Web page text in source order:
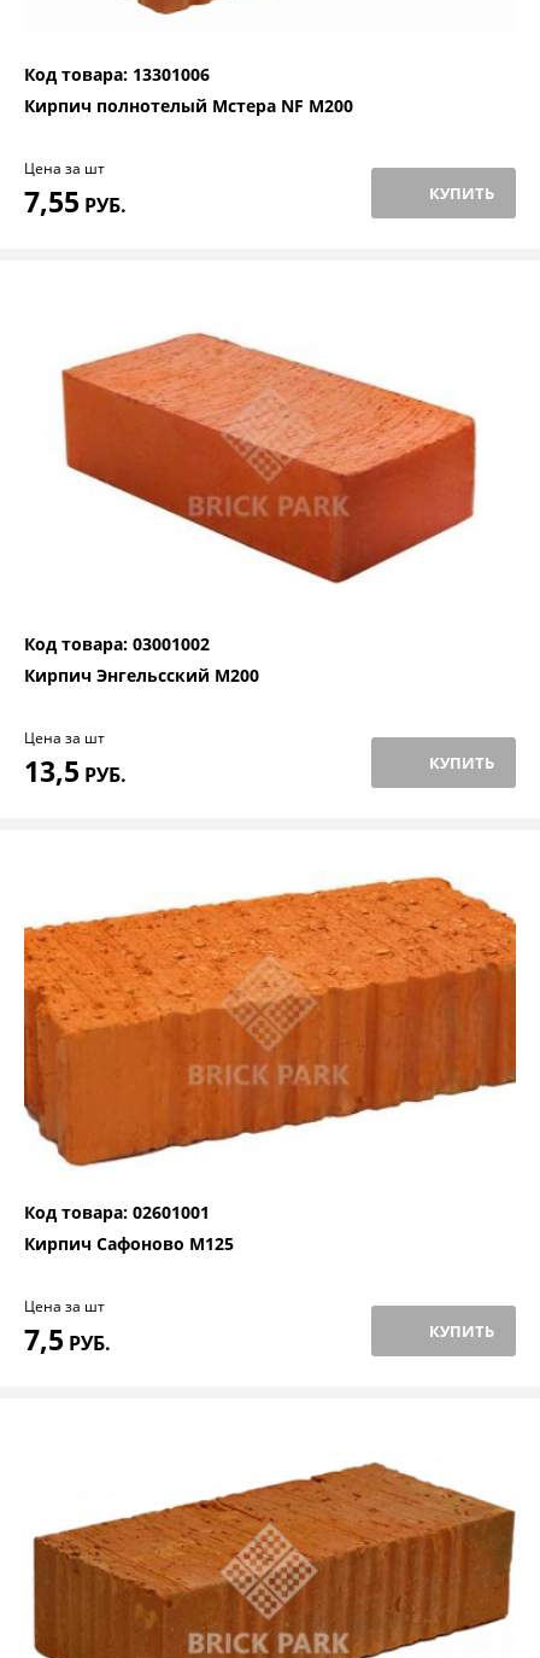
Код товара: 13301006
Кирпич полнотелый Мстера NF М200
Цена за шт
7,55 РУБ. КУПИТЬ
Код товара: 03001002
Кирпич Энгельсский М200
Цена за шт
13,5 РУБ. КУПИТЬ
Код товара: 02601001
Кирпич Сафоново М125
Цена за шт
7,5 РУБ. КУПИТЬ